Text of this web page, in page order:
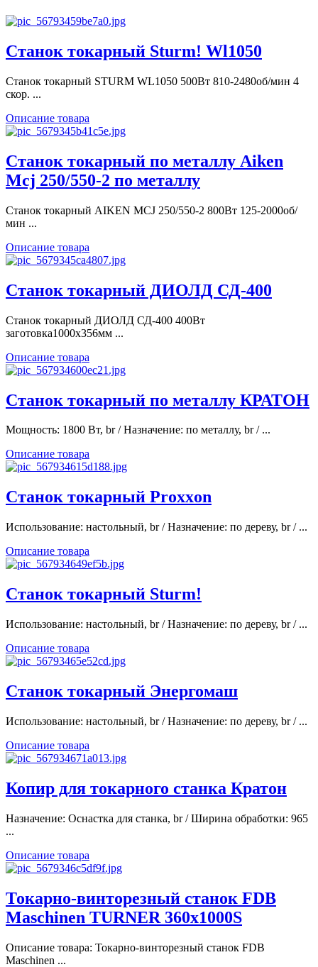
Станок токарный Sturm! Wl1050
Станок токарный STURM WL1050 500Вт 810-2480об/мин 4
скор. ...
Описание товара
Станок токарный по металлу Aiken
Mcj 250/550-2 по металлу
Станок токарный AIKEN MCJ 250/550-2 800Вт 125-2000об/
мин ...
Описание товара
Станок токарный ДИОЛД СД-400
Станок токарный ДИОЛД СД-400 400Вт
заготовка1000х356мм ...
Описание товара
Станок токарный по металлу КРАТОН
Мощность: 1800 Вт, br / Назначение: по металлу, br / ...
Описание товара
Станок токарный Proxxon
Использование: настольный, br / Назначение: по дереву, br / ...
Описание товара
Станок токарный Sturm!
Использование: настольный, br / Назначение: по дереву, br / ...
Описание товара
Станок токарный Энергомаш
Использование: настольный, br / Назначение: по дереву, br / ...
Описание товара
Копир для токарного станка Кратон
Назначение: Оснастка для станка, br / Ширина обработки: 965
...
Описание товара
Токарно-винторезный станок FDB
Maschinen TURNER 360x1000S
Описание товара: Токарно-винторезный станок FDB
Maschinen ...